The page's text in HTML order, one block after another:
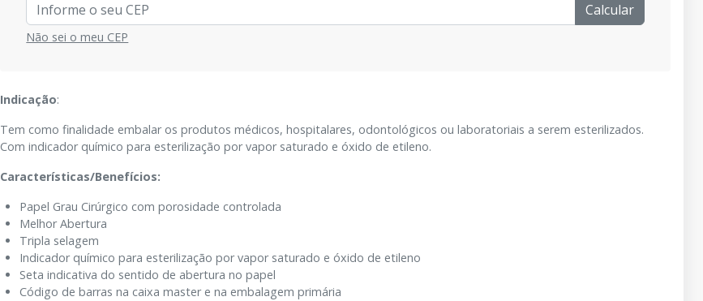
Calcular
Não sei o meu CEP
Indicação:
Tem como finalidade embalar os produtos médicos, hospitalares, odontológicos ou laboratoriais a serem esterilizados.
Com indicador químico para esterilização por vapor saturado e óxido de etileno.
Características/Benefícios:
Papel Grau Cirúrgico com porosidade controlada
Melhor Abertura
Tripla selagem
Indicador químico para esterilização por vapor saturado e óxido de etileno
Seta indicativa do sentido de abertura no papel
Código de barras na caixa master e na embalagem primária